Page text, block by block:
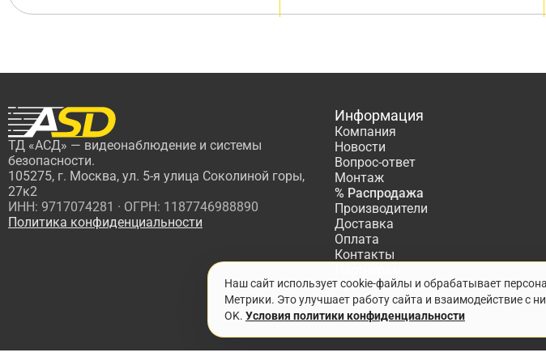
ТД «АСД» — видеонаблюдение и системы
безопасности.
105275, г. Москва, ул. 5-я улица Соколиной горы,
27к2
ИНН: 9717074281 · ОГРН: 1187746988890
Политика конфиденциальности
Информация
Компания
Новости
Вопрос-ответ
Монтаж
% Распродажа
Производители
Доставка
Оплата
Контакты
Проектирование
Наш сайт использует cookie-файлы и обрабатывает
Метрики. Это улучшает работу сайта и взаимодействие с
OK. Условия политики конфиденциальности